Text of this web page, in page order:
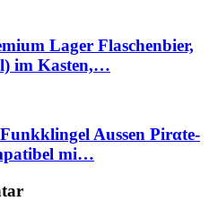
Lager Flaschenbier,
im Kasten,…
Aussen Pirαtе-
mi…